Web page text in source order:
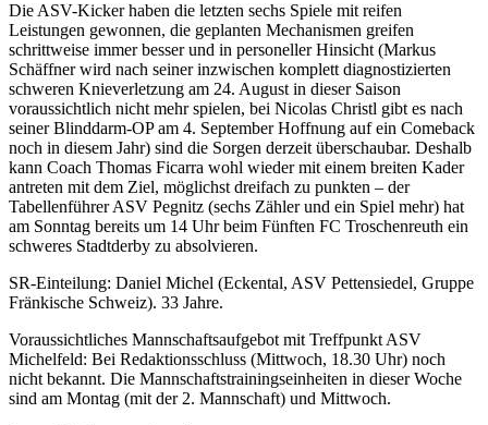
Die ASV-Kicker haben die letzten sechs Spiele mit reifen
Leistungen gewonnen, die geplanten Mechanismen greifen
schrittweise immer besser und in personeller Hinsicht (Markus
Schäffner wird nach seiner inzwischen komplett diagnostizierten
schweren Knieverletzung am 24. August in dieser Saison
voraussichtlich nicht mehr spielen, bei Nicolas Christl gibt es nach
seiner Blinddarm-OP am 4. September Hoffnung auf ein Comeback
noch in diesem Jahr) sind die Sorgen derzeit überschaubar. Deshalb
kann Coach Thomas Ficarra wohl wieder mit einem breiten Kader
antreten mit dem Ziel, möglichst dreifach zu punkten – der
Tabellenführer ASV Pegnitz (sechs Zähler und ein Spiel mehr) hat
am Sonntag bereits um 14 Uhr beim Fünften FC Troschenreuth ein
schweres Stadtderby zu absolvieren.
SR-Einteilung: Daniel Michel (Eckental, ASV Pettensiedel, Gruppe
Fränkische Schweiz). 33 Jahre.
Voraussichtliches Mannschaftsaufgebot mit Treffpunkt ASV
Michelfeld: Bei Redaktionsschluss (Mittwoch, 18.30 Uhr) noch
nicht bekannt. Die Mannschaftstrainingseinheiten in dieser Woche
sind am Montag (mit der 2. Mannschaft) und Mittwoch.